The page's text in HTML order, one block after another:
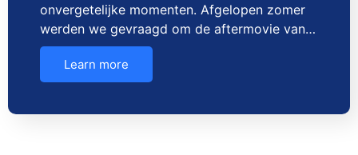
onvergetelijke momenten. Afgelopen zomer
werden we gevraagd om de aftermovie van…
Learn more